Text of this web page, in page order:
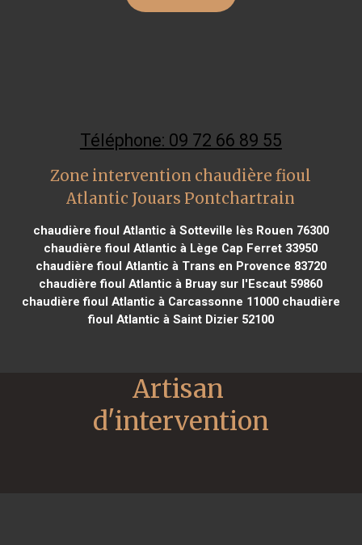
Téléphone: 09 72 66 89 55
Zone intervention chaudière fioul
Atlantic Jouars Pontchartrain
chaudière fioul Atlantic à Sotteville lès Rouen 76300
chaudière fioul Atlantic à Lège Cap Ferret 33950
chaudière fioul Atlantic à Trans en Provence 83720
chaudière fioul Atlantic à Bruay sur l'Escaut 59860
chaudière fioul Atlantic à Carcassonne 11000chaudière
fioul Atlantic à Saint Dizier 52100
Artisan
d'intervention